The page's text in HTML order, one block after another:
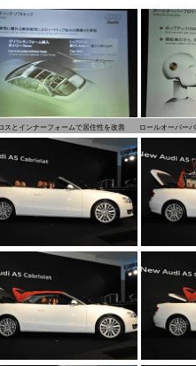
スとインナーフォームで居住性を改善 ロールオーバー